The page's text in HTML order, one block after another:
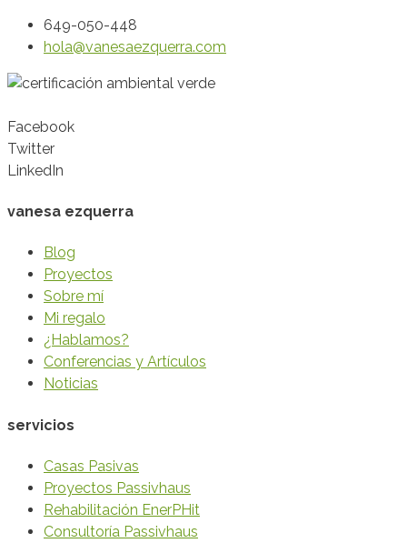
649-050-448
hola@vanesaezquerra.com
Facebook
Twitter
LinkedIn
vanesa ezquerra
Blog
Proyectos
Sobre mí
Mi regalo
¿Hablamos?
Conferencias y Artículos
Noticias
servicios
Casas Pasivas
Proyectos Passivhaus
Rehabilitación EnerPHit
Consultoría Passivhaus